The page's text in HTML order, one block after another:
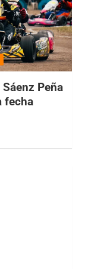
Sáenz Peña
fecha